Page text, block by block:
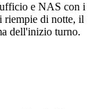
e NAS con i
riempie di notte, il
dell'inizio turno.